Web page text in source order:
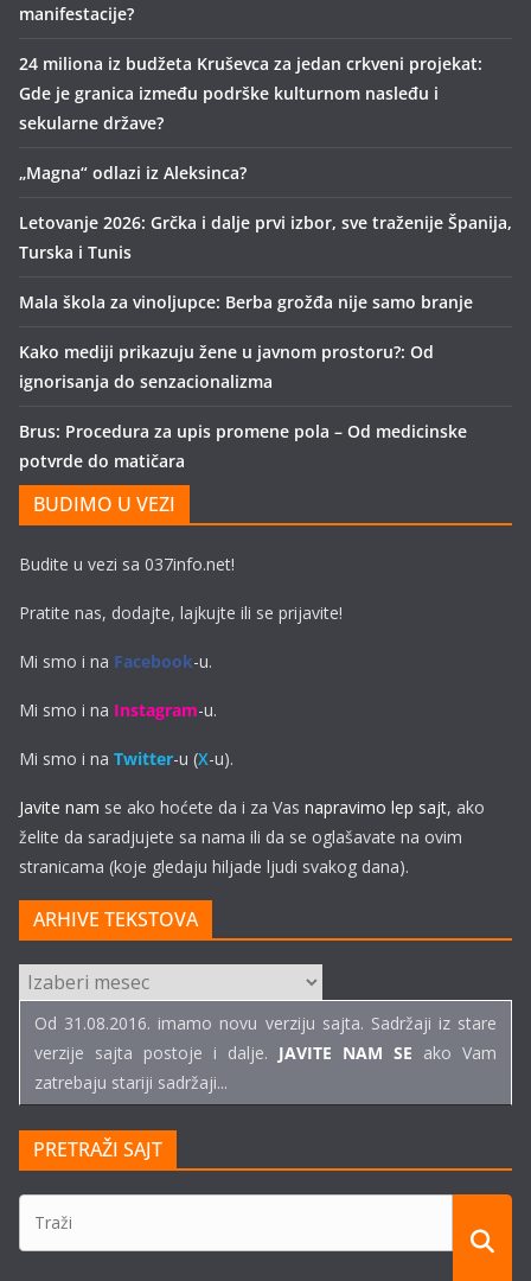
manifestacije?
24 miliona iz budžeta Kruševca za jedan crkveni projekat:
Gde je granica između podrške kulturnom nasleđu i
sekularne države?
„Magna“ odlazi iz Aleksinca?
Letovanje 2026: Grčka i dalje prvi izbor, sve traženije Španija,
Turska i Tunis
Mala škola za vinoljupce: Berba grožđa nije samo branje
Kako mediji prikazuju žene u javnom prostoru?: Od
ignorisanja do senzacionalizma
Brus: Procedura za upis promene pola – Od medicinske
potvrde do matičara
BUDIMO U VEZI
Budite u vezi sa 037info.net!
Pratite nas, dodajte, lajkujte ili se prijavite!
Mi smo i na Facebook-u.
Mi smo i na Instagram-u.
Mi smo i na Twitter-u (X-u).
Javite nam se ako hoćete da i za Vas napravimo lep sajt, ako
želite da saradjujete sa nama ili da se oglašavate na ovim
stranicama (koje gledaju hiljade ljudi svakog dana).
ARHIVE TEKSTOVA
ARHIVE
TEKSTOVA
Od 31.08.2016. imamo novu verziju sajta. Sadržaji iz stare
verzije sajta postoje i dalje. JAVITE NAM SE ako Vam
zatrebaju stariji sadržaji...
PRETRAŽI SAJT